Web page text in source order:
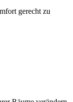
gerecht zu